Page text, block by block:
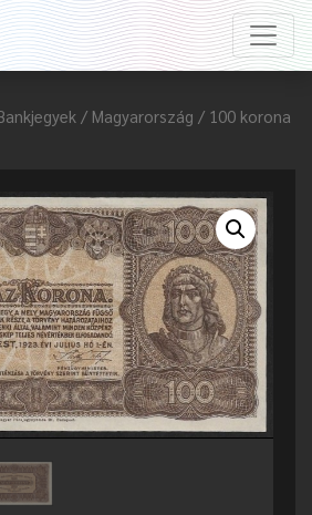
/ Magyarország / 100 korona